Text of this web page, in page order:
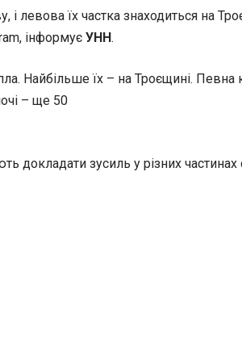
левова їх частка знаходиться на
інформує УНН.
Найбільше їх – на Троєщині.
– ще 50
докладати зусиль у різних